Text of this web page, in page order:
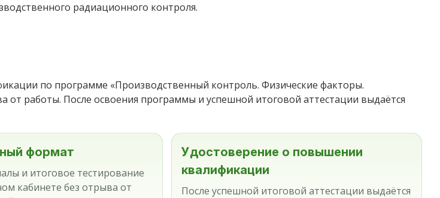
радиационного контроля.
по программе «Производственный контроль. Физические факторы.
работы. После освоения программы и успешной итоговой аттестации выдаётся
формат
и итоговое тестирование
кабинете без отрыва от
Удостоверение о повышении
квалификации
После успешной итоговой аттестации выдаётся